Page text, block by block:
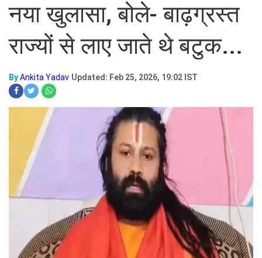
नया खुलासा, बोले- बाढ़ग्रस्त
राज्यों से लाए जाते थे बटुक...
ByAnkita Yadav Updated: Feb 25, 2026, 19:02 IST